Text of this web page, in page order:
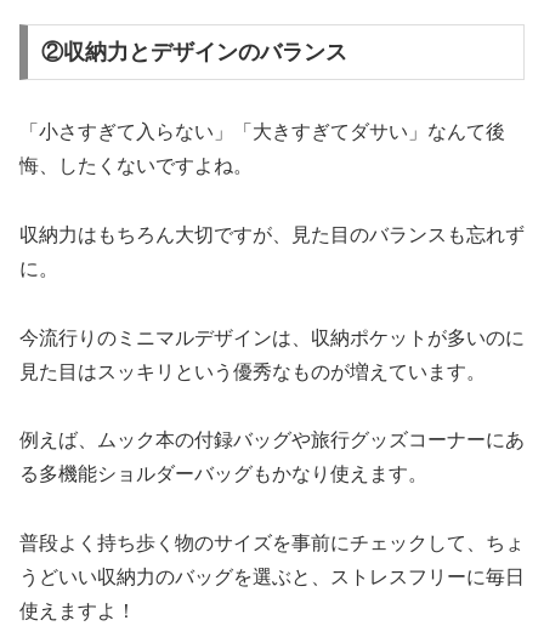
②収納力とデザインのバランス
「小さすぎて入らない」「大きすぎてダサい」なんて後
悔、したくないですよね。
収納力はもちろん大切ですが、見た目のバランスも忘れず
に。
今流行りのミニマルデザインは、収納ポケットが多いのに
見た目はスッキリという優秀なものが増えています。
例えば、ムック本の付録バッグや旅行グッズコーナーにあ
る多機能ショルダーバッグもかなり使えます。
普段よく持ち歩く物のサイズを事前にチェックして、ちょ
うどいい収納力のバッグを選ぶと、ストレスフリーに毎日
使えますよ！